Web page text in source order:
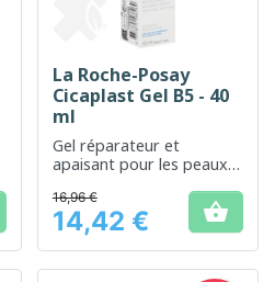
La Roche-Posay
Cicaplast Gel B5 - 40
ml
Gel réparateur et
apaisant pour les peaux
Prix
16,96 €
14,42 € 